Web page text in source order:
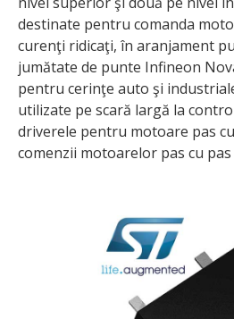
destinate pentru comanda
curenţi ridicaţi, în aranjament
jumătate de punte Infineon
pentru cerinţe auto şi
utilizate pe scară largă la
driverele pentru motoare pas
comenzii motoarelor pas cu